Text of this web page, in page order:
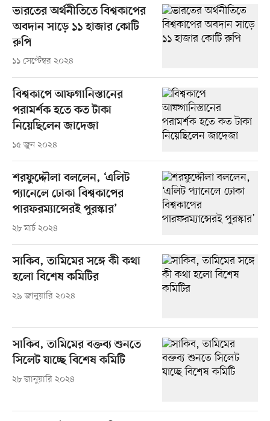
ভারতের অর্থনীতিতে বিশ্বকাপের
অবদান সাড়ে ১১ হাজার কোটি
রুপি
১১ সেপ্টেম্বর ২০২৪
বিশ্বকাপে আফগানিস্তানের
পরামর্শক হতে কত টাকা
নিয়েছিলেন জাদেজা
১৫ জুন ২০২৪
শরফুদ্দৌলা বললেন, ‘এলিট
প্যানেলে ঢোকা বিশ্বকাপের
পারফরম্যান্সেরই পুরস্কার’
২৮ মার্চ ২০২৪
সাকিব, তামিমের সঙ্গে কী কথা
হলো বিশেষ কমিটির
২৯ জানুয়ারি ২০২৪
সাকিব, তামিমের বক্তব্য শুনতে
সিলেট যাচ্ছে বিশেষ কমিটি
২৮ জানুয়ারি ২০২৪